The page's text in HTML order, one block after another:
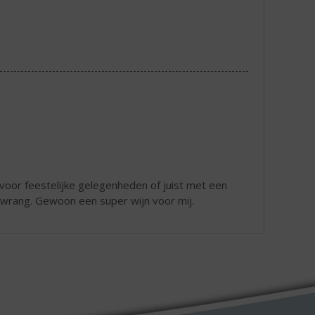
feestelijke gelegenheden of juist met een
Gewoon een super wijn voor mij.